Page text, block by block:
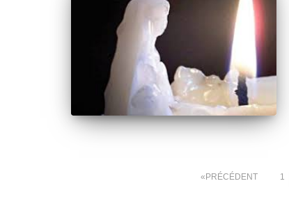
PRÉCÉDENT 1